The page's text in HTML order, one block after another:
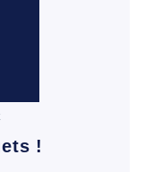
!